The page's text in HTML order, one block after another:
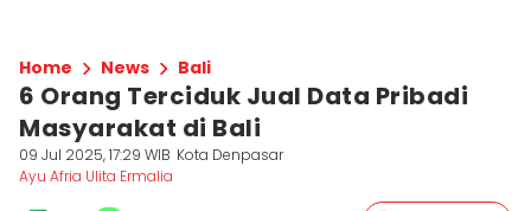
Home News Bali
6 Orang Terciduk Jual Data Pribadi
Masyarakat di Bali
09 Jul 2025, 17:29 WIB Kota Denpasar
Ayu Afria Ulita Ermalia